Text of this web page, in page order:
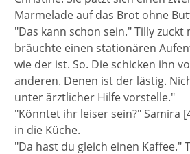
Marmelade auf das Brot ohne
"Das kann schon sein." Tilly zuckt
bräuchte einen stationären
wie der ist. So. Die schicken ihn
anderen. Denen ist der lästig.
unter ärztlicher Hilfe vorstelle."
"Könntet ihr leiser sein?" Samira
in die Küche.
"Da hast du gleich einen Kaffee."